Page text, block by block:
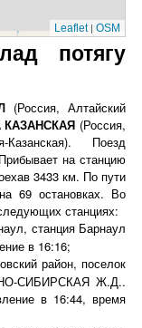
Leaflet| OSM
потягу
(Россия, Алтайский
(Россия,
Казанская). Поезд
на станцию
3433 км. По пути
69 остановках. Во
станциях:
станция Барнаул
в 16:16;
район, поселок
СИБИРСКАЯ Ж.Д..
в 16:44, время